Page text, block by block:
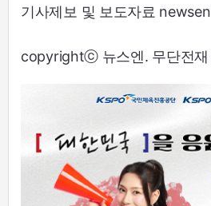
기사제보 및 보도자료
copyrightⓒ 뉴스엔. 무단전재